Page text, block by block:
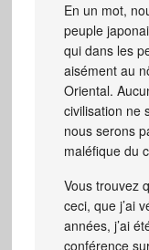
En un mot,
peuple
qui dans les
aisément au
Oriental.
civilisation ne
nous serons
maléfique du
Vous trouvez
ceci, que j’ai
années, j’ai
conférence